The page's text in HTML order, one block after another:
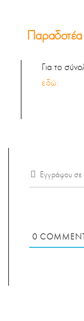
Παραδοτέα
Για το
εδώ:
Εγγράψου σε
0